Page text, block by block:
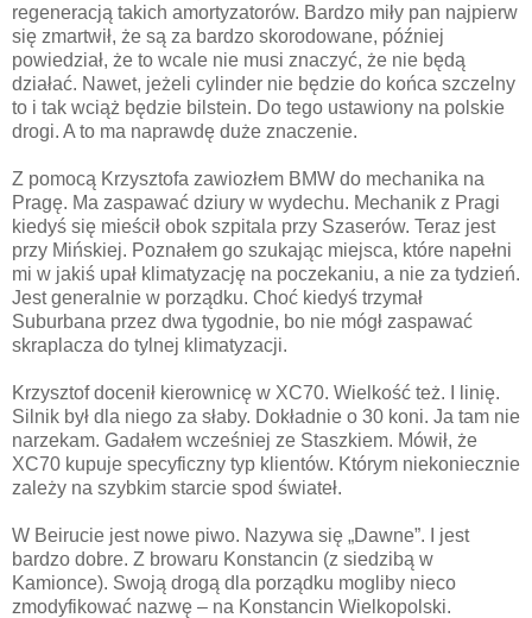
regeneracją takich amortyzatorów. Bardzo miły pan najpierw
się zmartwił, że są za bardzo skorodowane, później
powiedział, że to wcale nie musi znaczyć, że nie będą
działać. Nawet, jeżeli cylinder nie będzie do końca szczelny
to i tak wciąż będzie bilstein. Do tego ustawiony na polskie
drogi. A to ma naprawdę duże znaczenie.
Z pomocą Krzysztofa zawiozłem BMW do mechanika na
Pragę. Ma zaspawać dziury w wydechu. Mechanik z Pragi
kiedyś się mieścił obok szpitala przy Szaserów. Teraz jest
przy Mińskiej. Poznałem go szukając miejsca, które napełni
mi w jakiś upał klimatyzację na poczekaniu, a nie za tydzień.
Jest generalnie w porządku. Choć kiedyś trzymał
Suburbana przez dwa tygodnie, bo nie mógł zaspawać
skraplacza do tylnej klimatyzacji.
Krzysztof docenił kierownicę w XC70. Wielkość też. I linię.
Silnik był dla niego za słaby. Dokładnie o 30 koni. Ja tam nie
narzekam. Gadałem wcześniej ze Staszkiem. Mówił, że
XC70 kupuje specyficzny typ klientów. Którym niekoniecznie
zależy na szybkim starcie spod świateł.
W Beirucie jest nowe piwo. Nazywa się „Dawne”. I jest
bardzo dobre. Z browaru Konstancin (z siedzibą w
Kamionce). Swoją drogą dla porządku mogliby nieco
zmodyfikować nazwę – na Konstancin Wielkopolski.